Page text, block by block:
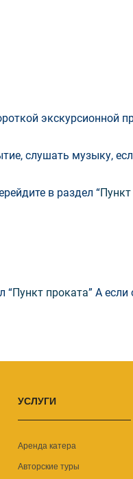
экскурсионной
слушать музыку,
в раздел “Пункт
“Пункт проката” А если
УСЛУГИ
Аренда катера
Авторские туры